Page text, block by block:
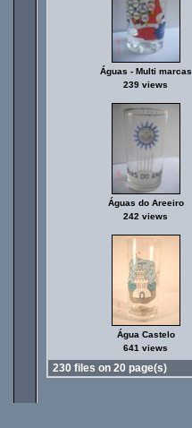
Águas - Multi marcas
239 views
Águas do Areeiro
242 views
Água Castelo
641 views
230 files on 20 page(s)